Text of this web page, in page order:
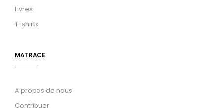
Livres
T-shirts
MATRACE
A propos de nous
Contribuer